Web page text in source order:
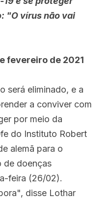
"O vírus não vai
fevereiro de 2021
será eliminado, e a
a conviver com
por meio da
do Instituto Robert
alemã para o
de doenças
feira (26/02).
disse Lothar